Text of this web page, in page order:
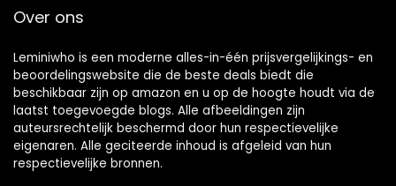
Over ons
Leminiwho is een moderne alles-in-één prijsvergelijkings- en
beoordelingswebsite die de beste deals biedt die
beschikbaar zijn op amazon en u op de hoogte houdt via de
laatst toegevoegde blogs. Alle afbeeldingen zijn
auteursrechtelijk beschermd door hun respectievelijke
eigenaren. Alle geciteerde inhoud is afgeleid van hun
respectievelijke bronnen.